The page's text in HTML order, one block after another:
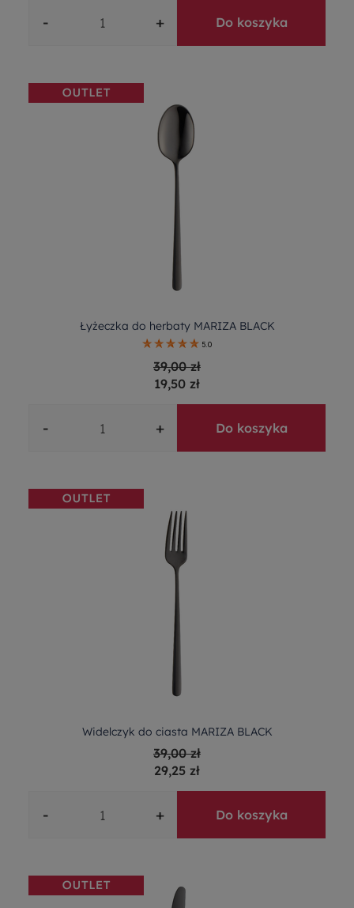
- + Do koszyka
Łyżeczka do herbaty MARIZA BLACK
5.0
39,00 zł
19,50 zł
- + Do koszyka
Widelczyk do ciasta MARIZA BLACK
39,00 zł
29,25 zł
- + Do koszyka